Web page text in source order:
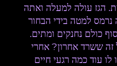
הגז עולה למעלה ואתה
למטה בידי הבחור
כולם נחנקים ומתים.
זה ששרד אחרון? אחרי
עוד כמה רגעי חיים